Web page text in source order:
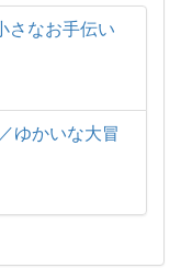
さなお手伝い
ゆかいな大冒